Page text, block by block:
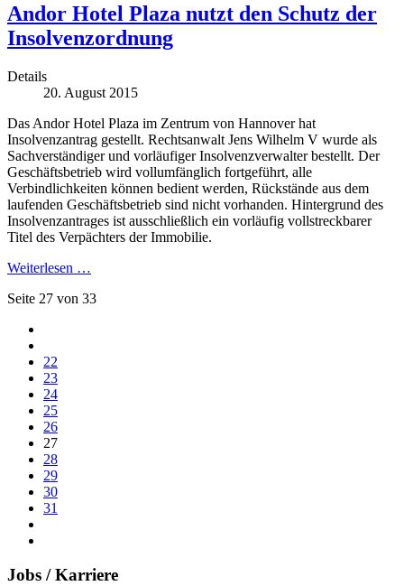
Andor Hotel Plaza nutzt den Schutz der
Insolvenzordnung
Details
20. August 2015
Das Andor Hotel Plaza im Zentrum von Hannover hat
Insolvenzantrag gestellt. Rechtsanwalt Jens Wilhelm V wurde als
Sachverständiger und vorläufiger Insolvenzverwalter bestellt. Der
Geschäftsbetrieb wird vollumfänglich fortgeführt, alle
Verbindlichkeiten können bedient werden, Rückstände aus dem
laufenden Geschäftsbetrieb sind nicht vorhanden. Hintergrund des
Insolvenzantrages ist ausschließlich ein vorläufig vollstreckbarer
Titel des Verpächters der Immobilie.
Weiterlesen …
Seite 27 von 33
22
23
24
25
26
27
28
29
30
31
Jobs / Karriere